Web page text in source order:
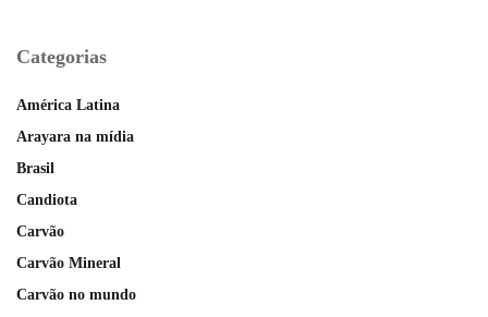
Categorias
América Latina
Arayara na mídia
Brasil
Candiota
Carvão
Carvão Mineral
Carvão no mundo